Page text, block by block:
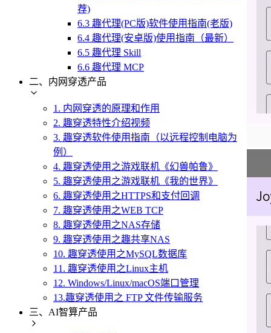
荐)
6.3 趣代理(PC版)软件使用指南(老版)
6.4 趣代理(安卓版)使用指南（最新）
6.5 趣代理 Skill
6.6 趣代理 MCP
二、内网穿透产品
1. 内网穿透的原理和作用
2. 趣穿透特性介绍视频
3. 趣穿透软件使用指南（以远程控制电脑为
例）
4. 趣穿透使用之游戏联机《幻兽帕鲁》
5. 趣穿透使用之游戏联机《我的世界》
6. 趣穿透使用之HTTPS和支付回调
7. 趣穿透使用之WEB TCP
8. 趣穿透使用之NAS存储
9. 趣穿透使用之趣共享NAS
10. 趣穿透使用之MySQL数据库
11. 趣穿透使用之Linux主机
12. Windows/Linux/macOS端口管理
13.趣穿透使用之 FTP 文件传输服务
三、AI智算产品